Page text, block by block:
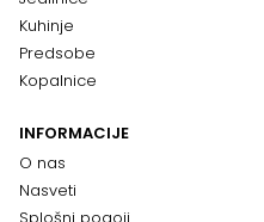
Kuhinje
Predsobe
Kopalnice
INFORMACIJE
O nas
Nasveti